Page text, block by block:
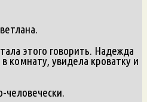
этого говорить. Надежда
комнату, увидела кроватку и
человечески.